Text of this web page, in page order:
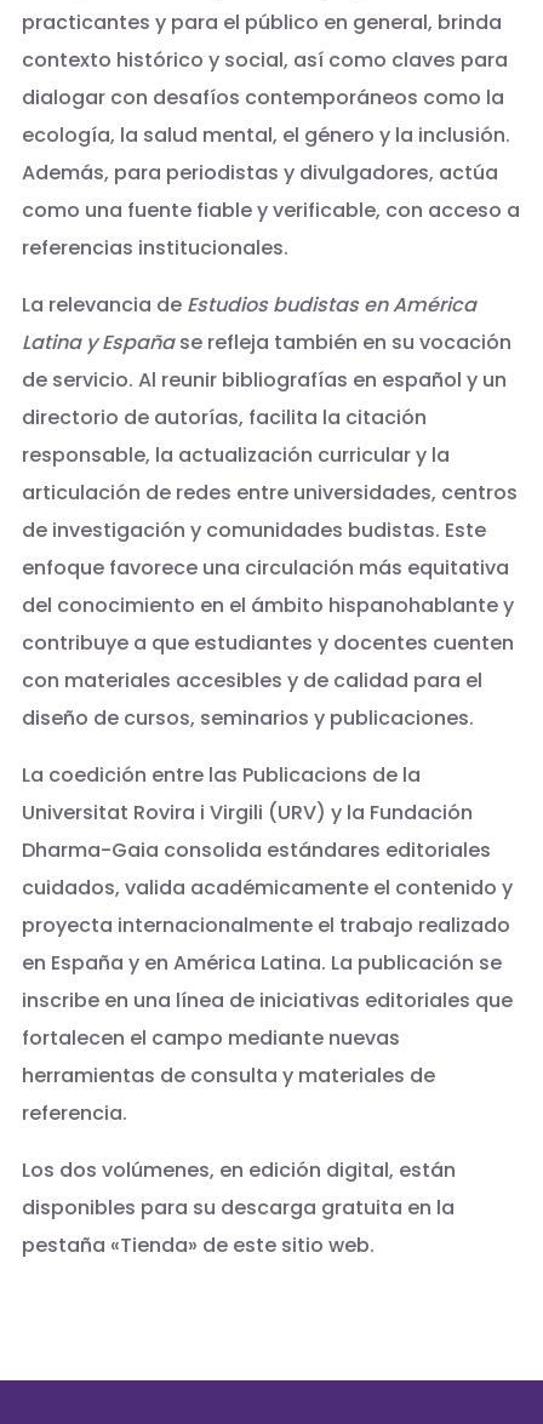
practicantes y para el público en general, brinda
contexto histórico y social, así como claves para
dialogar con desafíos contemporáneos como la
ecología, la salud mental, el género y la inclusión.
Además, para periodistas y divulgadores, actúa
como una fuente fiable y verificable, con acceso a
referencias institucionales.
La relevancia de Estudios budistas en América
Latina y Españase refleja también en su vocación
de servicio. Al reunir bibliografías en español y un
directorio de autorías, facilita la citación
responsable, la actualización curricular y la
articulación de redes entre universidades, centros
de investigación y comunidades budistas. Este
enfoque favorece una circulación más equitativa
del conocimiento en el ámbito hispanohablante y
contribuye a que estudiantes y docentes cuenten
con materiales accesibles y de calidad para el
diseño de cursos, seminarios y publicaciones.
La coedición entre las Publicacions de la
Universitat Rovira i Virgili (URV) y la Fundación
Dharma-Gaia consolida estándares editoriales
cuidados, valida académicamente el contenido y
proyecta internacionalmente el trabajo realizado
en España y en América Latina. La publicación se
inscribe en una línea de iniciativas editoriales que
fortalecen el campo mediante nuevas
herramientas de consulta y materiales de
referencia.
Los dos volúmenes, en edición digital, están
disponibles para su descarga gratuita en la
pestaña «Tienda» de este sitio web.